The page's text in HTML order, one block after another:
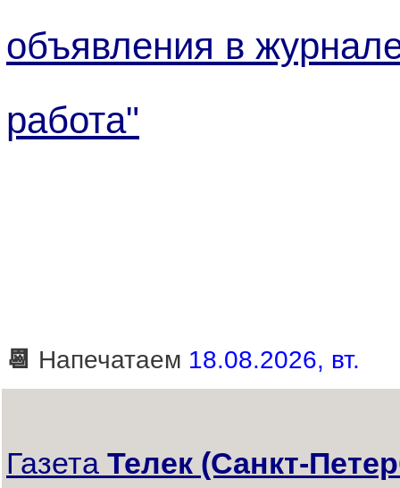
объявления в
работа"
📆 Напечатаем 18.08.2026, вт.
Газета Телек (Санкт-